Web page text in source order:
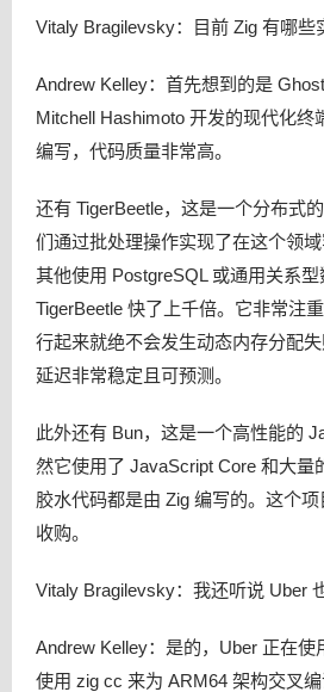
Vitaly Bragilevsky：目前 Zig 有哪些
Andrew Kelley：首先想到的是
Mitchell Hashimoto 开发的现代化终
编写，代码质量非常高。
还有 TigerBeetle，这是一个分布式
们通过批处理操作实现了在这个领
其他使用 PostgreSQL 或通用关系型
TigerBeetle 快了上千倍。它非常注
行起来就绝不会发生动态内存分配
延迟非常稳定且可预测。
此外还有 Bun，这是一个高性能的
然它使用了 JavaScript Core 和大量
胶水代码都是由 Zig 编写的。这个
收购。
Vitaly Bragilevsky：我还听说 Uber
Andrew Kelley：是的，Uber 正在使
使用 zig cc 来为 ARM64 架构交叉编